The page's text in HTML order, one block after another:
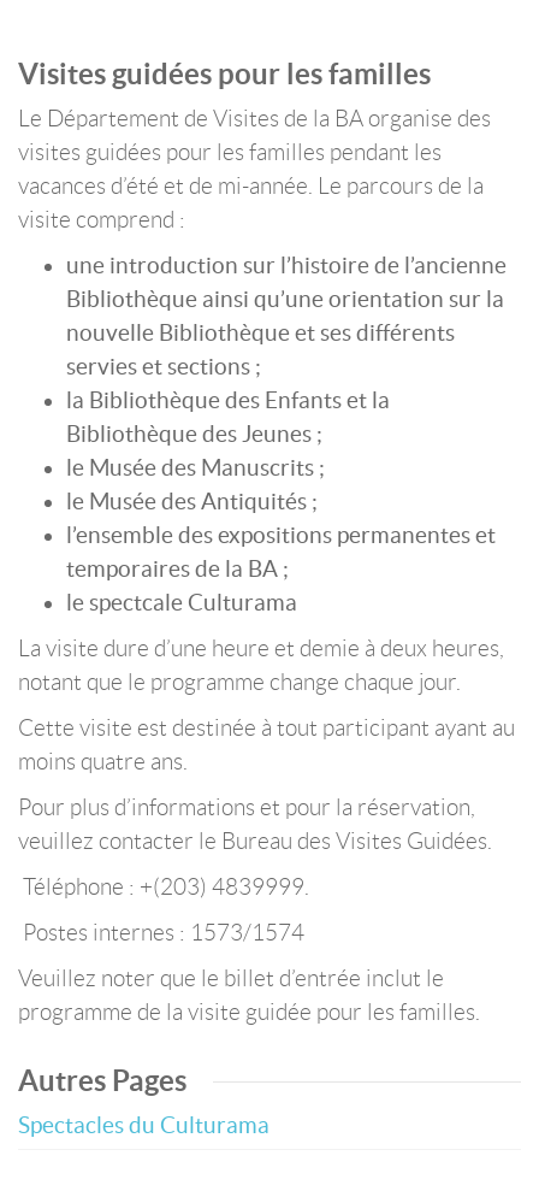
Visites guidées pour les familles
Le Département de Visites de la BA organise des
visites guidées pour les familles pendant les
vacances d’été et de mi-année. Le parcours de la
visite comprend :
une introduction sur l’histoire de l’ancienne
Bibliothèque ainsi qu’une orientation sur la
nouvelle Bibliothèque et ses différents
servies et sections ;
la Bibliothèque des Enfants et la
Bibliothèque des Jeunes ;
le Musée des Manuscrits ;
le Musée des Antiquités ;
l’ensemble des expositions permanentes et
temporaires de la BA ;
le spectcale Culturama
La visite dure d’une heure et demie à deux heures,
notant que le programme change chaque jour.
Cette visite est destinée à tout participant ayant au
moins quatre ans.
Pour plus d’informations et pour la réservation,
veuillez contacter le Bureau des Visites Guidées.
Téléphone : +(203) 4839999.
Postes internes : 1573/1574
Veuillez noter que le billet d’entrée inclut le
programme de la visite guidée pour les familles.
Autres Pages
Spectacles du Culturama